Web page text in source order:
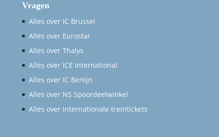
Vragen
Alles over IC Brussel
Alles over Eurostar
Alles over Thalys
Alles over ICE International
Alles over IC Berlijn
Alles over NS Spoordeelwinkel
Alles over internationale treintickets